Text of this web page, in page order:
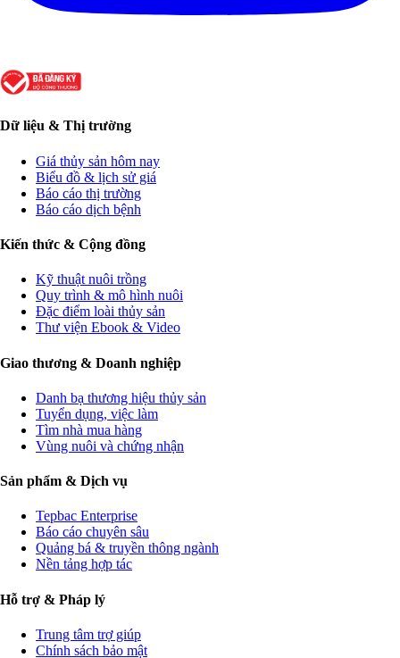
Dữ liệu & Thị trường
Giá thủy sản hôm nay
Biểu đồ & lịch sử giá
Báo cáo thị trường
Báo cáo dịch bệnh
Kiến thức & Cộng đồng
Kỹ thuật nuôi trồng
Quy trình & mô hình nuôi
Đặc điểm loài thủy sản
Thư viện Ebook & Video
Giao thương & Doanh nghiệp
Danh bạ thương hiệu thủy sản
Tuyển dụng, việc làm
Tìm nhà mua hàng
Vùng nuôi và chứng nhận
Sản phẩm & Dịch vụ
Tepbac Enterprise
Báo cáo chuyên sâu
Quảng bá & truyền thông ngành
Nền tảng hợp tác
Hỗ trợ & Pháp lý
Trung tâm trợ giúp
Chính sách bảo mật